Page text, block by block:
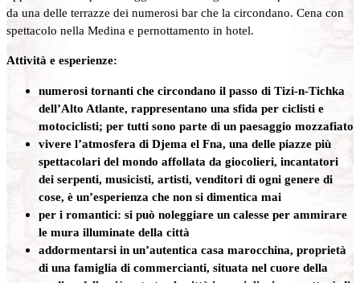
da una delle terrazze dei numerosi bar che la circondano. Cena con
spettacolo nella Medina e pernottamento in hotel.
Attività e esperienze:
numerosi tornanti che circondano il passo di Tizi-n-Tichka
dell’Alto Atlante, rappresentano una sfida per ciclisti e
motociclisti; per tutti sono parte di un paesaggio mozzafiato
vivere l’atmosfera di Djema el Fna, una delle piazze più
spettacolari del mondo affollata da giocolieri, incantatori
dei serpenti, musicisti, artisti, venditori di ogni genere di
cose, è un’esperienza che non si dimentica mai
per i romantici: si può noleggiare un calesse per ammirare
le mura illuminate della città
addormentarsi in un’autentica casa marocchina, proprietà
di una famiglia di commercianti, situata nel cuore della